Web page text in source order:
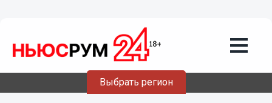
Выбрать регион
02.08.202416:04
Переезд жителей 2-го подъезда дома
на Фучика почти завершен
Им помогала с переездом администрация